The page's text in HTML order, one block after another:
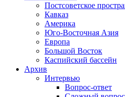
Постсоветское
Кавказ
Америка
Юго-Восточная Азия
Европа
Большой Восток
Каспийский бассейн
Архив
Интервью
Вопрос-ответ